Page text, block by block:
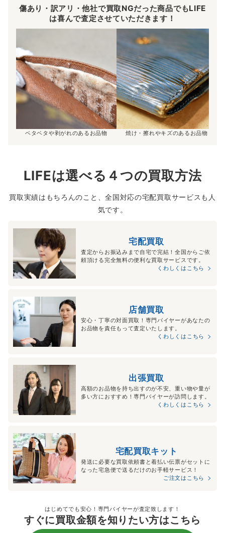
傷あり・訳アリ・他社で買取NGだった商品でもLIFE
は喜んで査定させていただきます！
ベタベタや剥がれのあるお品物 焼け・擦れやキズのあるお品物
LIFEは選べる４つの買取方法
買取実績はもちろんのこと、全国対応の宅配買取サービスも人
気です。
宅配買取
査定からお振込みまで自宅で完結！全国からご依
頼頂ける完全無料の便利な買取サービスです。
くわしくはこちら
店舗買取
安心・丁寧の対面買取！専門バイヤーがあなたの
お品物を責任もって査定いたします。
くわしくはこちら
出張買取
高額のお品物を持ち出すのが不安、重い物や量が
多い方におすすめ！専門バイヤーが訪問します。
くわしくはこちら
宅配買取キット
発送に必要な買取依頼書と着払い伝票がセットに
なった宅急便で送るだけのお手軽サービス！
ご注文はこちら
はじめてでも安心！専門バイヤーが査定致します！
すぐに買取金額を知りたい方はこちら